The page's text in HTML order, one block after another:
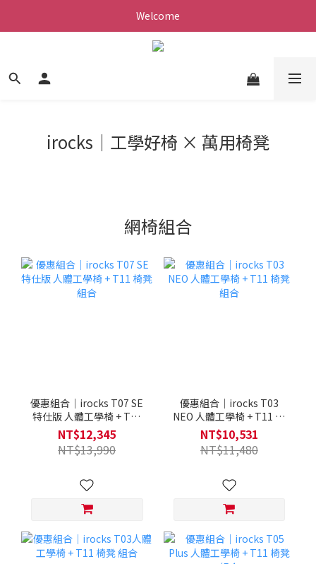
Welcome
irocks｜工學好椅 × 萬用椅凳
網椅組合
優惠組合｜irocks T07 SE
特仕版 人體工學椅 + T11
椅凳 組合
NT$12,345
NT$13,990
優惠組合｜irocks T03
NEO 人體工學椅 + T11 椅
凳 組合
NT$10,531
NT$11,480